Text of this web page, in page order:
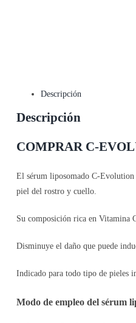
Descripción
Descripción
COMPRAR C-
El sérum liposomado C-Evolution
piel del rostro y cuello.
Su composición rica en Vitamina
Disminuye el daño que puede
Indicado para todo tipo de pieles
Modo de empleo del sérum